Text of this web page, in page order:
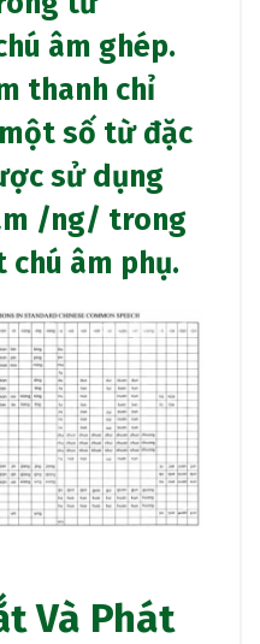
âm ghép.
thanh chỉ
số từ đặc
sử dụng
/ng/ trong
chú âm phụ.
Và Phát